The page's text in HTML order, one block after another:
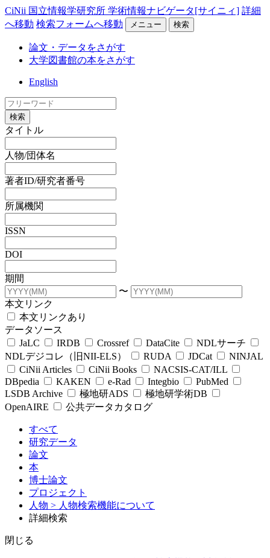
CiNii 国立情報学研究所 学術情報ナビゲータ[サイニィ] 詳細
へ移動 検索フォームへ移動 メニュー 検索
論文・データをさがす
大学図書館の本をさがす
English
検索
タイトル
人物/団体名
著者ID/研究者番号
所属機関
ISSN
DOI
期間
〜
本文リンク
本文リンクあり
データソース
JaLC
IRDB Crossref DataCite
NDLサーチ
NDLデジコレ（旧NII-ELS）
RUDA JDCat
NINJAL
CiNii Articles
CiNii Books
NACSIS-CAT/ILL
DBpedia
KAKEN e-Rad Integbio
PubMed
LSDB Archive
極地研ADS
極地研学術DB
OpenAIRE
公共データカタログ
すべて
研究データ
論文
本
博士論文
プロジェクト
人物 > 人物検索機能について
詳細検索
閉じる